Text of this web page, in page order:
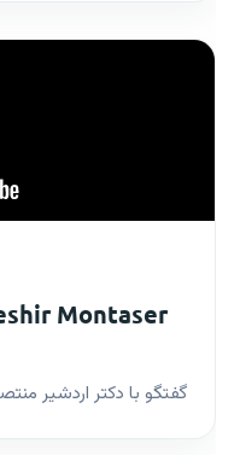
Montaser
گفتگو با دکتر اردشیر